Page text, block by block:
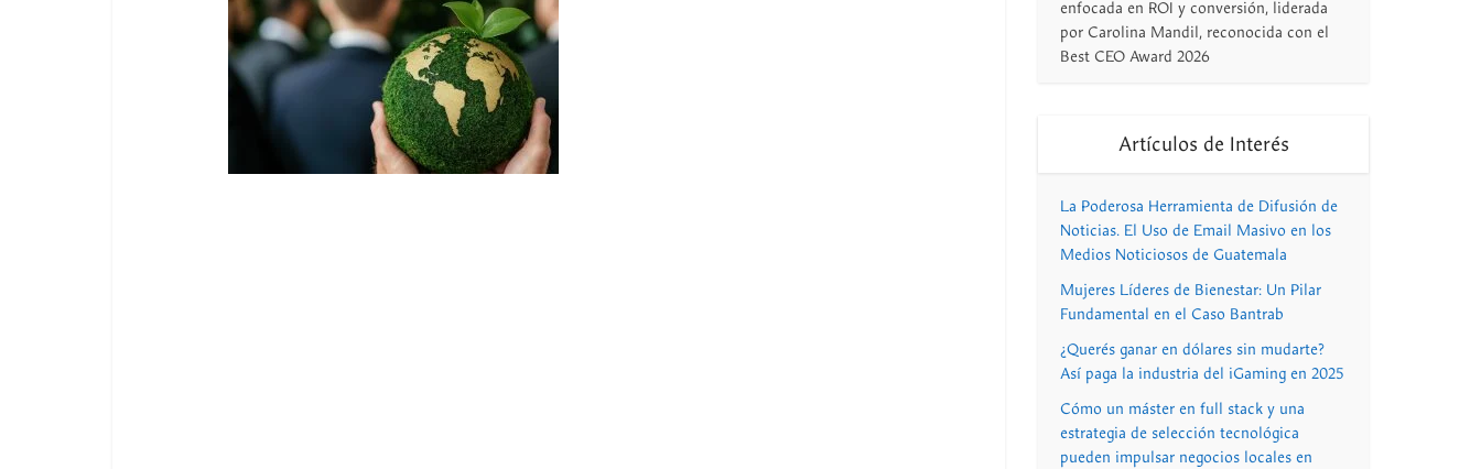
enfocada en ROI y conversión, liderada
por Carolina Mandil, reconocida con el
Best CEO Award 2026
Artículos de Interés
La Poderosa Herramienta de Difusión de
Noticias. El Uso de Email Masivo en los
Medios Noticiosos de Guatemala
Mujeres Líderes de Bienestar: Un Pilar
Fundamental en el Caso Bantrab
¿Querés ganar en dólares sin mudarte?
Así paga la industria del iGaming en 2025
Cómo un máster en full stack y una
estrategia de selección tecnológica
pueden impulsar negocios locales en